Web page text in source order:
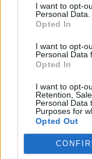
I want to opt-
Personal Data.
Opted In
I want to opt-
Personal Data
Opted In
I want to opt-
Retention,
Personal Data
Purposes for
Opted Out
TP Greece:
μέλλον
Advertorial
Περισσότερα